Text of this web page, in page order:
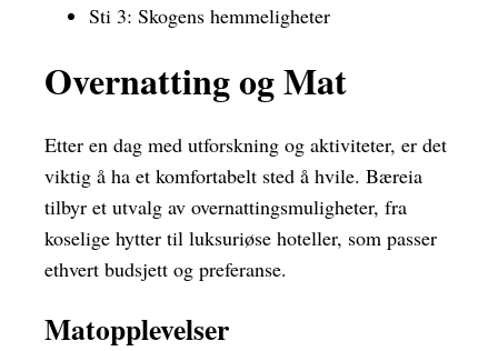
Sti 3: Skogens hemmeligheter
Overnatting og Mat
Etter en dag med utforskning og aktiviteter, er det
viktig å ha et komfortabelt sted å hvile. Bæreia
tilbyr et utvalg av overnattingsmuligheter, fra
koselige hytter til luksuriøse hoteller, som passer
ethvert budsjett og preferanse.
Matopplevelser